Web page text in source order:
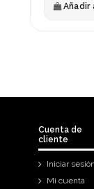
Añadir
Cuenta de
cliente
Iniciar sesión
Mi cuenta